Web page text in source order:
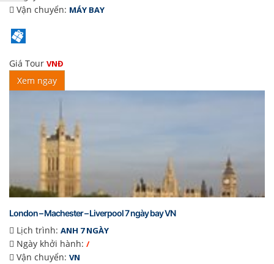
Vận chuyển: MÁY BAY
Giá Tour VNĐ
Xem ngay
London – Machester – Liverpool 7 ngày bay VN
Lịch trình: ANH 7 NGÀY
Ngày khởi hành: /
Vận chuyển: VN